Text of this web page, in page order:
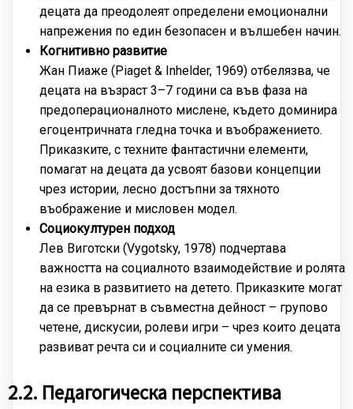
децата да преодолеят определени емоционални
напрежения по един безопасен и вълшебен начин.
Когнитивно развитие
Жан Пиаже (Piaget & Inhelder, 1969) отбелязва, че
децата на възраст 3–7 години са във фаза на
предоперационалното мислене, където доминира
егоцентричната гледна точка и въображението.
Приказките, с техните фантастични елементи,
помагат на децата да усвоят базови концепции
чрез истории, лесно достъпни за тяхното
въображение и мисловен модел.
Социокултурен подход
Лев Виготски (Vygotsky, 1978) подчертава
важността на социалното взаимодействие и ролята
на езика в развитието на детето. Приказките могат
да се превърнат в съвместна дейност – групово
четене, дискусии, ролеви игри – чрез които децата
развиват речта си и социалните си умения.
2.2. Педагогическа перспектива